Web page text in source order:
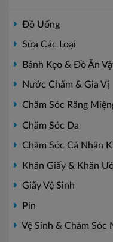
Đồ Uống
Sữa Các Loại
Bánh Kẹo & Đồ Ăn
Nước Chấm & Gia Vị
Chăm Sóc Răng
Chăm Sóc Da
Chăm Sóc Cá Nhân
Khăn Giấy & Khăn
Giấy Vệ Sinh
Pin
Vệ Sinh & Chăm Sóc